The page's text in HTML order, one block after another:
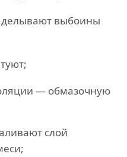
выбоины
— обмазочную
слой